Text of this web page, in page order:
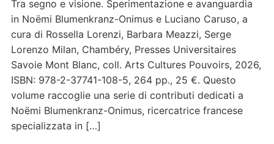
Tra segno e visione. Sperimentazione e avanguardia
in Noëmi Blumenkranz-Onimus e Luciano Caruso, a
cura di Rossella Lorenzi, Barbara Meazzi, Serge
Lorenzo Milan, Chambéry, Presses Universitaires
Savoie Mont Blanc, coll. Arts Cultures Pouvoirs, 2026,
ISBN: 978-2-37741-108-5, 264 pp., 25 €. Questo
volume raccoglie una serie di contributi dedicati a
Noëmi Blumenkranz-Onimus, ricercatrice francese
specializzata in […]